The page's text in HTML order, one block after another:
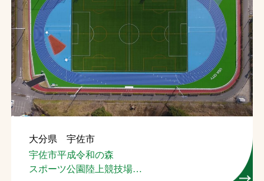
大分県 宇佐市
宇佐市平成令和の森
スポーツ公園陸上競技場